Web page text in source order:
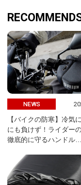
NEWS
【バイクの防寒】冷気
にも負けず！ライダー
徹底的に守るハンドル…